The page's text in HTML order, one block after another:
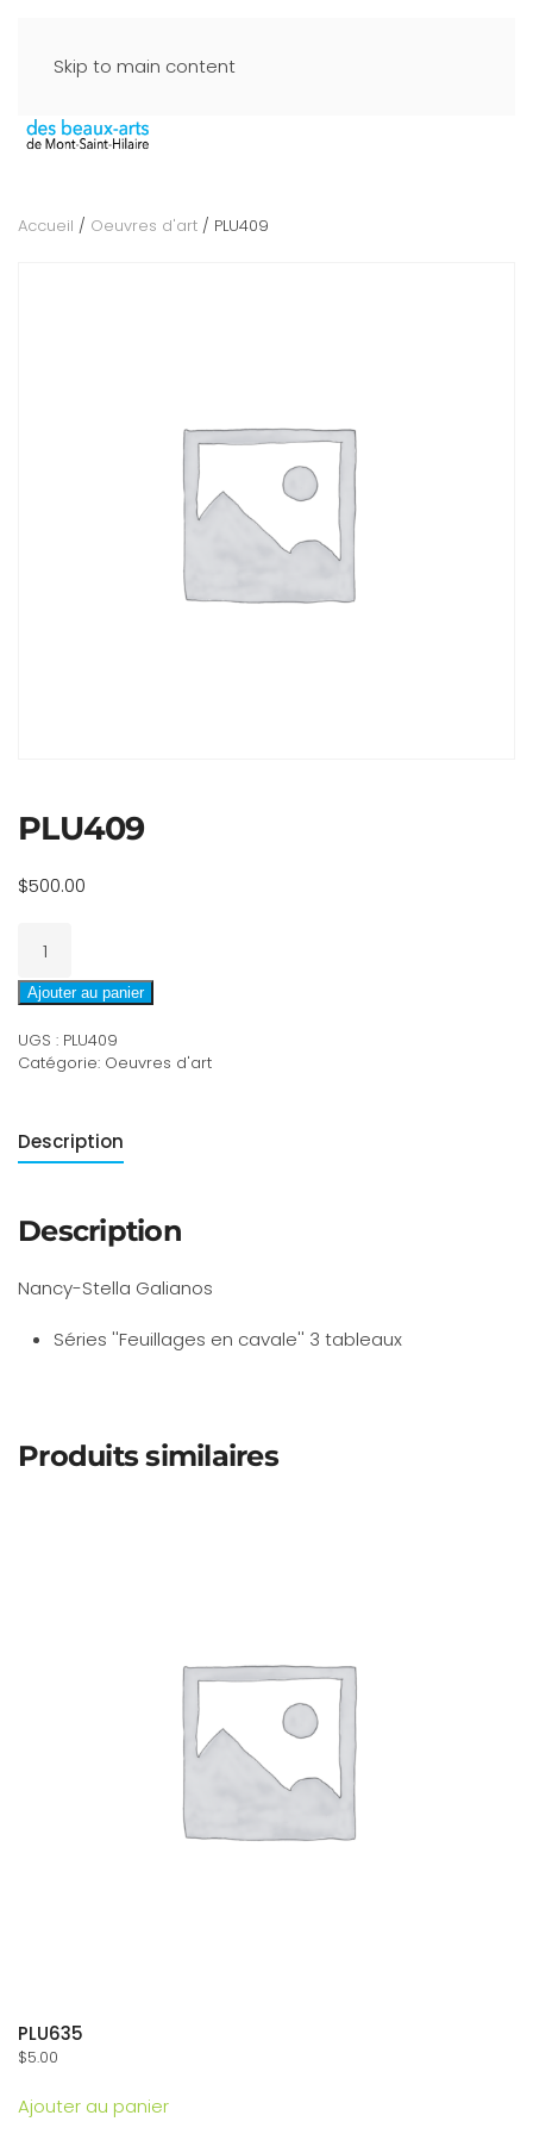
Skip to main content
Accueil / Oeuvres d'art / PLU409
PLU409
$500.00
PLU409
Ajouter au panier
UGS : PLU409
Catégorie: Oeuvres d'art
Description
Description
Nancy-Stella Galianos
Séries ''Feuillages en cavale'' 3 tableaux
Produits similaires
PLU635
$5.00
Ajouter au panier